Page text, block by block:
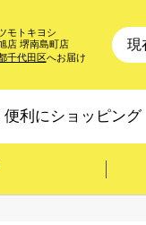
モトキヨシ
店 堺南島町店
千代田区へお届け
利にショッピング